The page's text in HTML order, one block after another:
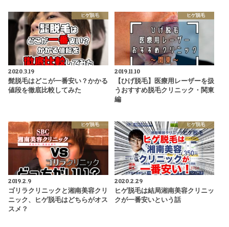
ヒゲ脱毛
2020.3.19
髭脱毛はどこが一番安い？かかる
値段を徹底比較してみた
ヒゲ脱毛
2019.11.10
【ひげ脱毛】医療用レーザーを扱
うおすすめ脱毛クリニック・関東
編
ヒゲ脱毛
2019.2.9
ゴリラクリニックと湘南美容クリ
ニック、ヒゲ脱毛はどちらがオス
スメ？
ヒゲ脱毛
2020.2.29
ヒゲ脱毛は結局湘南美容クリニッ
クが一番安いという話